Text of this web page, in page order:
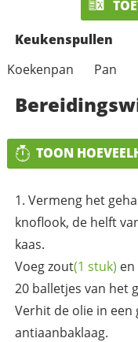
Keukenspullen
Koekenpan
Pan
TOON
Vermeng het
knoflook, de helft
kaas.
Voegzout(1 stuk)
20 balletjes van het
Verhit de olie in
antiaanbaklaag.